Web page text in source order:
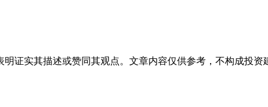
证实其描述或赞同其观点。文章内容仅供参考，不构成投